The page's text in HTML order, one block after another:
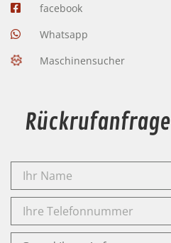
facebook
Whatsapp
Maschinensucher
Rückrufanfrage